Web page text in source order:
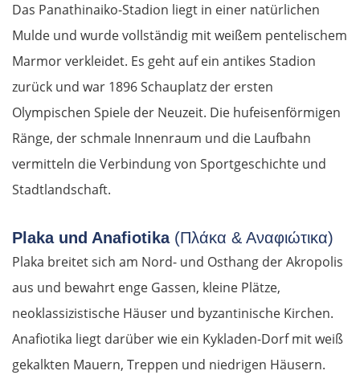
Das Panathinaiko-Stadion liegt in einer natürlichen
Mulde und wurde vollständig mit weißem pentelischem
Marmor verkleidet. Es geht auf ein antikes Stadion
zurück und war 1896 Schauplatz der ersten
Olympischen Spiele der Neuzeit. Die hufeisenförmigen
Ränge, der schmale Innenraum und die Laufbahn
vermitteln die Verbindung von Sportgeschichte und
Stadtlandschaft.
Plaka und Anafiotika (Πλάκα & Αναφιώτικα)
Plaka breitet sich am Nord- und Osthang der Akropolis
aus und bewahrt enge Gassen, kleine Plätze,
neoklassizistische Häuser und byzantinische Kirchen.
Anafiotika liegt darüber wie ein Kykladen-Dorf mit weiß
gekalkten Mauern, Treppen und niedrigen Häusern.